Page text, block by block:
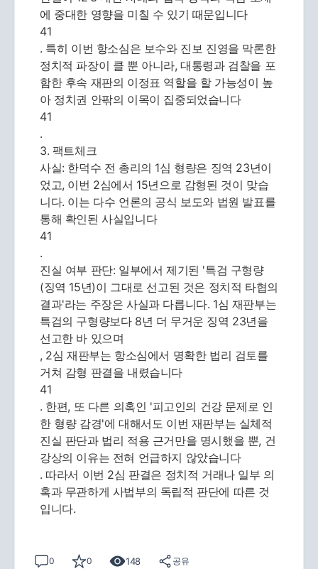
에 중대한 영향을 미칠 수 있기 때문입니다
41
. 특히 이번 항소심은 보수와 진보 진영을 막론한
정치적 파장이 클 뿐 아니라, 대통령과 검찰을 포
함한 후속 재판의 이정표 역할을 할 가능성이 높
아 정치권 안팎의 이목이 집중되었습니다
41
.
3. 팩트체크
사실: 한덕수 전 총리의 1심 형량은 징역 23년이
었고, 이번 2심에서 15년으로 감형된 것이 맞습
니다. 이는 다수 언론의 공식 보도와 법원 발표를
통해 확인된 사실입니다
41
.
진실 여부 판단: 일부에서 제기된 '특검 구형량
(징역 15년)이 그대로 선고된 것은 정치적 타협의
결과'라는 주장은 사실과 다릅니다. 1심 재판부는
특검의 구형량보다 8년 더 무거운 징역 23년을
선고한 바 있으며
, 2심 재판부는 항소심에서 명확한 법리 검토를
거쳐 감형 판결을 내렸습니다
41
. 한편, 또 다른 의혹인 '피고인의 건강 문제로 인
한 형량 감경'에 대해서도 이번 재판부는 실체적
진실 판단과 법리 적용 근거만을 명시했을 뿐, 건
강상의 이유는 전혀 언급하지 않았습니다
. 따라서 이번 2심 판결은 정치적 거래나 일부 의
혹과 무관하게 사법부의 독립적 판단에 따른 것
입니다.
0 0 148 공유